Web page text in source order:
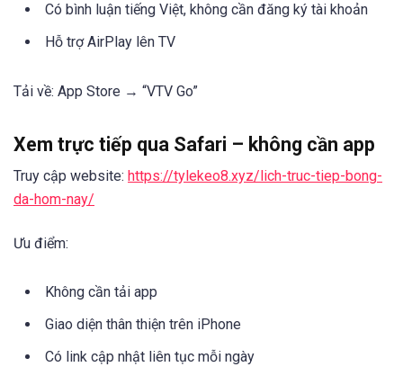
Có bình luận tiếng Việt, không cần đăng ký tài khoản
Hỗ trợ AirPlay lên TV
Tải về: App Store → “VTV Go”
Xem trực tiếp qua Safari – không cần app
Truy cập website: https://tylekeo8.xyz/lich-truc-tiep-bong-
da-hom-nay/
Ưu điểm:
Không cần tải app
Giao diện thân thiện trên iPhone
Có link cập nhật liên tục mỗi ngày